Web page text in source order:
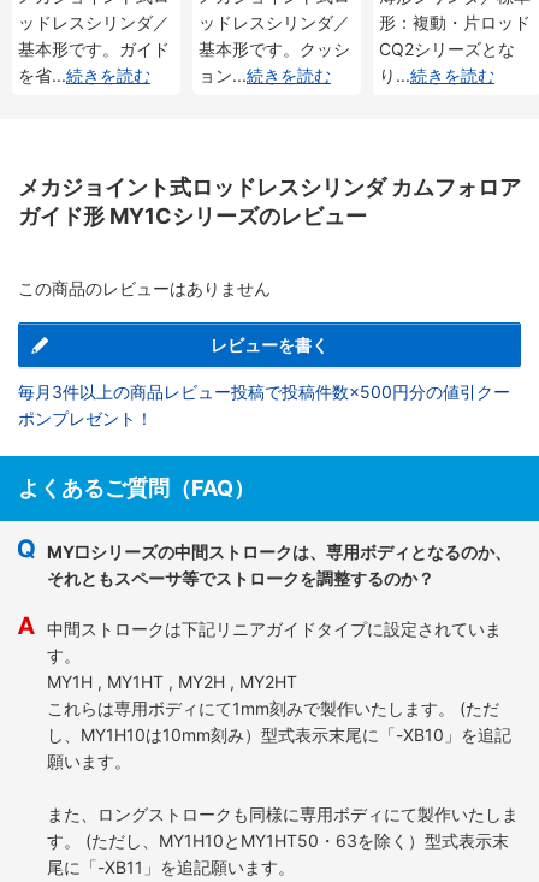
ッドレスシリンダ／
基本形です。ガイド
を省...続きを読む
ッドレスシリンダ／
基本形です。クッシ
ョン...続きを読む
形：複動・片ロッド
CQ2シリーズとな
り ...続きを読む
メカジョイント式ロッドレスシリンダ カムフォロア
ガイド形 MY1Cシリーズのレビュー
この商品のレビューはありません
レビューを書く
毎月3件以上の商品レビュー投稿で投稿件数×500円分の値引クー
ポンプレゼント！
よくあるご質問（FAQ）
MY□シリーズの中間ストロークは、専用ボディとなるのか、
それともスペーサ等でストロークを調整するのか？
中間ストロークは下記リニアガイドタイプに設定されていま
す。
MY1H , MY1HT , MY2H , MY2HT
これらは専用ボディにて1mm刻みで製作いたします。 (ただ
し、MY1H10は10mm刻み）型式表示末尾に「-XB10」を追記
願います。
また、ロングストロークも同様に専用ボディにて製作いたしま
す。 (ただし、MY1H10とMY1HT50・63を除く）型式表示末
尾に「-XB11」を追記願います。